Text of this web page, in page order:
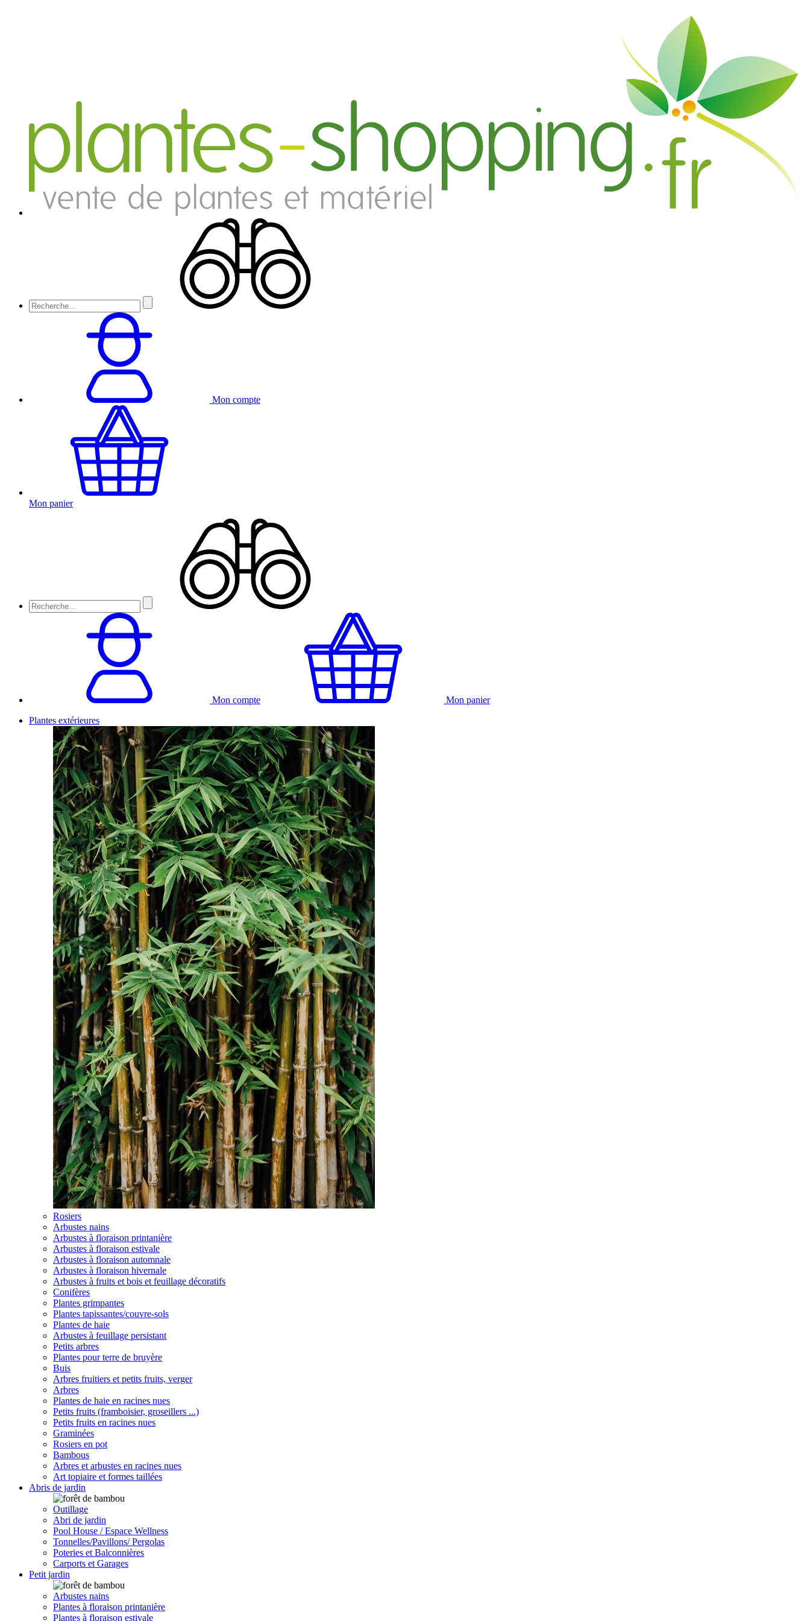
Mon compte
Mon panier
Mon compte
Mon panier
Plantes extérieures
Rosiers
Arbustes nains
Arbustes à floraison printanière
Arbustes à floraison estivale
Arbustes à floraison automnale
Arbustes à floraison hivernale
Arbustes à fruits et bois et feuillage décoratifs
Conifères
Plantes grimpantes
Plantes tapissantes/couvre-sols
Plantes de haie
Arbustes à feuillage persistant
Petits arbres
Plantes pour terre de bruyère
Buis
Arbres fruitiers et petits fruits, verger
Arbres
Plantes de haie en racines nues
Petits fruits (framboisier, groseillers ...)
Petits fruits en racines nues
Graminées
Rosiers en pot
Bambous
Arbres et arbustes en racines nues
Art topiaire et formes taillées
Abris de jardin
Outillage
Abri de jardin
Pool House / Espace Wellness
Tonnelles/Pavillons/ Pergolas
Poteries et Balconnières
Carports et Garages
Petit jardin
Arbustes nains
Plantes à floraison printanière
Plantes à floraison estivale